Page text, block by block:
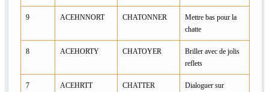
9 ACEHNNORT CHATONNER
Mettre bas pour la
chatte
8 ACEHORTY CHATOYER
Briller avec de jolis
reflets
7 ACEHRTT CHATTER
Dialoguer sur